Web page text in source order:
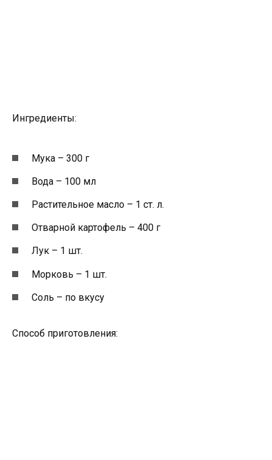
Ингредиенты:
Мука – 300 г
Вода – 100 мл
Растительное масло – 1 ст. л.
Отварной картофель – 400 г
Лук – 1 шт.
Морковь – 1 шт.
Соль – по вкусу
Способ приготовления: